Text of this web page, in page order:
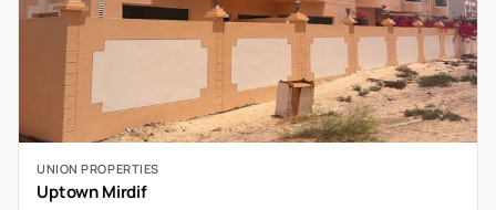
UNION PROPERTIES
Uptown Mirdif